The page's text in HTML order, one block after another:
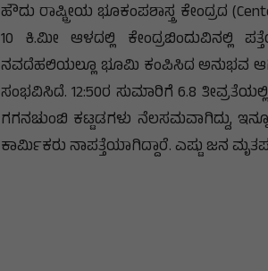
ಹೌದು ರಾಷ್ಟ್ರೀಯ ಭೂಕಂಪಶಾಸ್ತ್ರ ಕೇಂದ್ರದ
10 ಕಿ.ಮೀ ಆಳದಲ್ಲಿ ಕೇಂದ್ರಬಿಂದುವಿನಲ್ಲಿ
ನವದೆಹಲಿಯಲ್ಲೂ ಭೂಮಿ ಕಂಪಿಸಿದ ಅನುಭವ ಆಗಿದೆ.
ಸಂಭವಿಸಿದೆ. 12:50ರ ಸುಮಾರಿಗೆ 6.8
ಗಗನಚುಂಬಿ ಕಟ್ಟಡಗಳು ನೆಲಸಮವಾಗಿದ್ದು,
ಕಾರ್ಮಿಕರು ನಾಪತ್ತೆಯಾಗಿದ್ದಾರೆ. ಎಷ್ಟು ಜನ